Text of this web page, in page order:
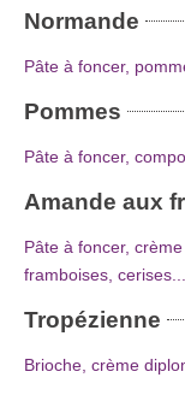
Normande
Pâte à foncer,
Pommes
Pâte à foncer,
Amande aux
Pâte à foncer,
framboises,
Tropézienne
Brioche, crème